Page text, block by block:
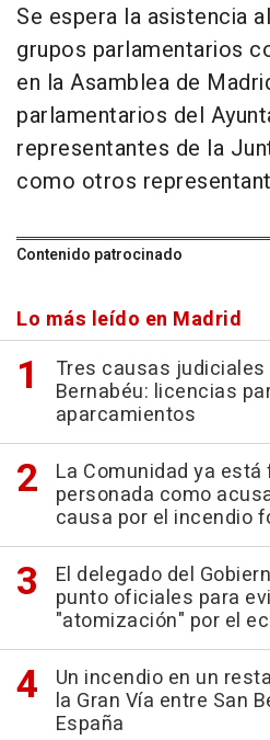
Se espera la asistencia
grupos parlamentarios
en la Asamblea de
parlamentarios del
representantes de la
como otros
Contenido patrocinado
Lo más leído en Madrid
Tres causas
Bernabéu: licencias
aparcamientos
La Comunidad ya
personada como
causa por el incendio
El delegado del
punto oficiales para
"atomización" por el
Un incendio en un
la Gran Vía entre San
España